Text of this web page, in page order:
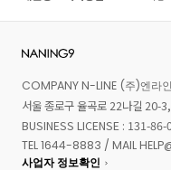
COMPANY N-LINE (주)엔라
서울 종로구 율곡로 22나길 20-
BUSINESS LICENSE : 131-
TEL 1644-8883 / MAIL
사업자 정보확인